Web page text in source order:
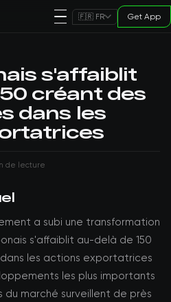
🇫🇷 FR Get App
s'affaiblit
créant des
dans les
de lecture
a subi une transformation
s'affaiblit au-delà de 150
les actions exportatrices
les plus importants
marché surveillent de près